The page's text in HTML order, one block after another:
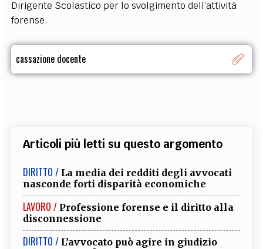
Dirigente Scolastico per lo svolgimento dell’attività
forense.
cassazione docente
Articoli più letti su questo argomento
DIRITTO / La media dei redditi degli avvocati
nasconde forti disparità economiche
LAVORO / Professione forense e il diritto alla
disconnessione
DIRITTO / L’avvocato può agire in giudizio